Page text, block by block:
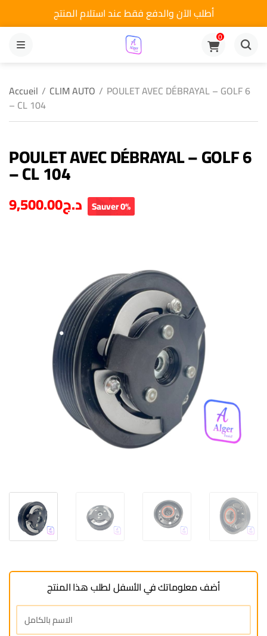
أطلب الآن والدفع فقط عند استلام المنتج
MENU
0
Accueil / CLIM AUTO / POULET AVEC DÉBRAYAL – GOLF 6
– CL 104
POULET AVEC DÉBRAYAL – GOLF 6
– CL 104
د.ج9,500.00 Sauver 0%
أضف معلوماتك في الأسفل لطلب هذا المنتج